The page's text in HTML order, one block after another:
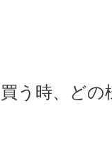
う時、ど